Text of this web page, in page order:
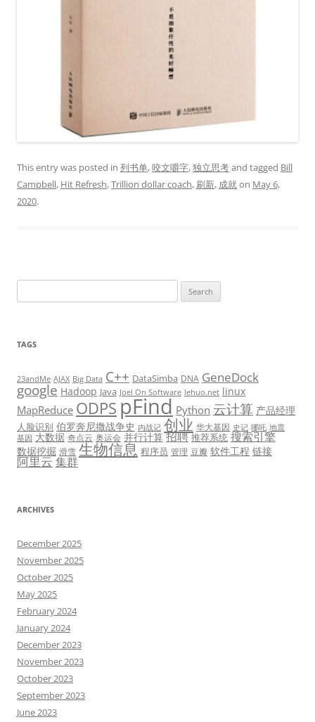
This entry was posted in 列书单,咬文嚼字,独立思考and tagged Bill
Campbell, Hit Refresh,Trillion dollar coach, 刷新, 成就on May 6,
2020.
for:
TAGS
23andMe AJAX Big Data C++ DataSimba DNA GeneDock
google Hadoop Java Joel On Software lehuo.net linux
MapReduce ODPS pFind Python 云计算 产品经理
人脸识别 伯罗奔尼撒战争史 内战记 创业 华大基因 史记 哪吒 地震
基因 大数据 奇点云 奥运会 并行计算 招聘 推荐系统 搜索引擎
数据挖掘 滑雪 生物信息 程序员 管理 豆瓣 软件工程 链接
阿里云集群
ARCHIVES
December 2025
November 2025
October 2025
May 2025
February 2024
January 2024
December 2023
November 2023
October 2023
September 2023
June 2023